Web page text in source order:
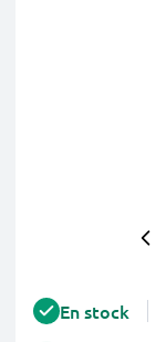
En stock